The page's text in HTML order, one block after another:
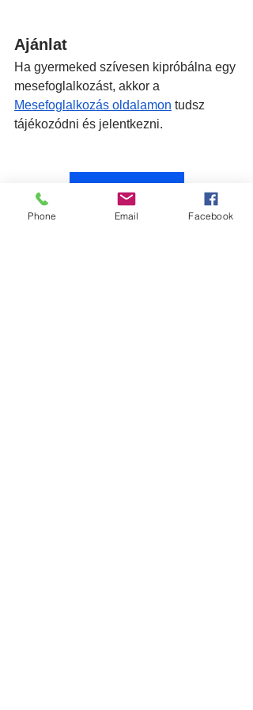
Ajánlat
Ha gyermeked szívesen kipróbálna egy
mesefoglalkozást, akkor a
Mesefoglalkozás oldalamon tudsz
tájékozódni és jelentkezni.
Hírlevél feiratkozás
Phone Email Facebook